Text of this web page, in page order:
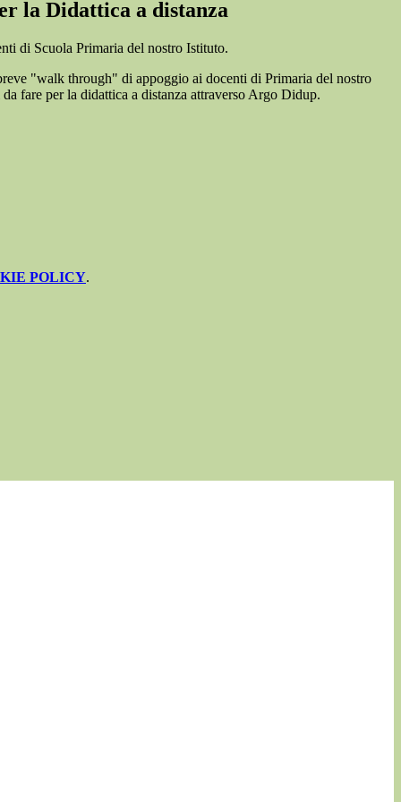
la Didattica a distanza
di Scuola Primaria del nostro Istituto.
"walk through" di appoggio ai docenti di Primaria del nostro
fare per la didattica a distanza attraverso Argo Didup.
POLICY.